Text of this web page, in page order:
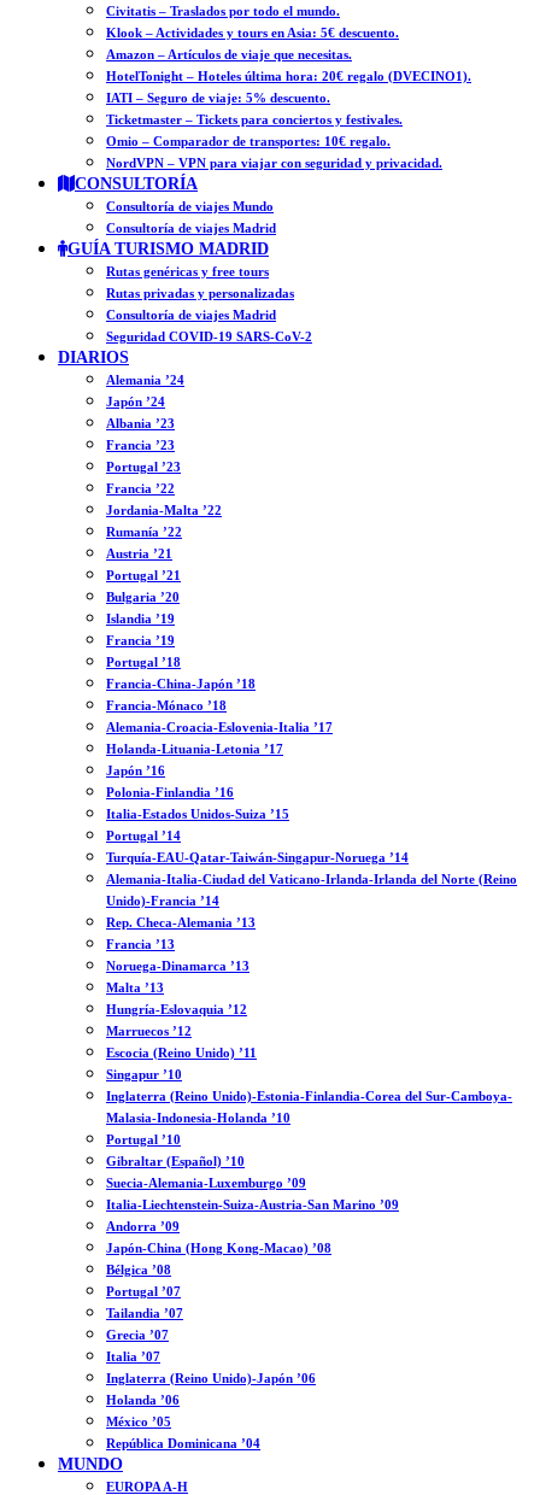
Civitatis – Traslados por todo el mundo.
Klook – Actividades y tours en Asia: 5€ descuento.
Amazon – Artículos de viaje que necesitas.
HotelTonight – Hoteles última hora: 20€ regalo (DVECINO1).
IATI – Seguro de viaje: 5% descuento.
Ticketmaster – Tickets para conciertos y festivales.
Omio – Comparador de transportes: 10€ regalo.
NordVPN – VPN para viajar con seguridad y privacidad.
CONSULTORÍA
Consultoría de viajes Mundo
Consultoría de viajes Madrid
GUÍA TURISMO MADRID
Rutas genéricas y free tours
Rutas privadas y personalizadas
Consultoría de viajes Madrid
Seguridad COVID-19 SARS-CoV-2
DIARIOS
Alemania ’24
Japón ’24
Albania ’23
Francia ’23
Portugal ’23
Francia ’22
Jordania-Malta ’22
Rumanía ’22
Austria ’21
Portugal ’21
Bulgaria ’20
Islandia ’19
Francia ’19
Portugal ’18
Francia-China-Japón ’18
Francia-Mónaco ’18
Alemania-Croacia-Eslovenia-Italia ’17
Holanda-Lituania-Letonia ’17
Japón ’16
Polonia-Finlandia ’16
Italia-Estados Unidos-Suiza ’15
Portugal ’14
Turquía-EAU-Qatar-Taiwán-Singapur-Noruega ’14
Alemania-Italia-Ciudad del Vaticano-Irlanda-Irlanda del Norte (Reino
Unido)-Francia ’14
Rep. Checa-Alemania ’13
Francia ’13
Noruega-Dinamarca ’13
Malta ’13
Hungría-Eslovaquia ’12
Marruecos ’12
Escocia (Reino Unido) ’11
Singapur ’10
Inglaterra (Reino Unido)-Estonia-Finlandia-Corea del Sur-Camboya-
Malasia-Indonesia-Holanda ’10
Portugal ’10
Gibraltar (Español) ’10
Suecia-Alemania-Luxemburgo ’09
Italia-Liechtenstein-Suiza-Austria-San Marino ’09
Andorra ’09
Japón-China (Hong Kong-Macao) ’08
Bélgica ’08
Portugal ’07
Tailandia ’07
Grecia ’07
Italia ’07
Inglaterra (Reino Unido)-Japón ’06
Holanda ’06
México ’05
República Dominicana ’04
MUNDO
EUROPA A-H